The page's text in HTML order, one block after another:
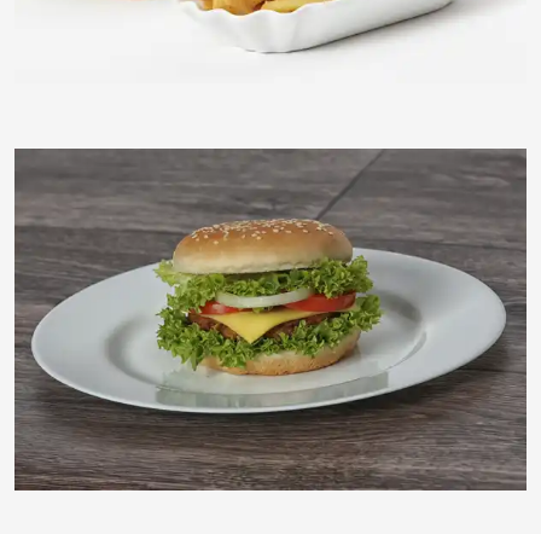
timreckmann